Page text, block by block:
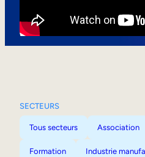
SECTEURS
Tous secteurs Association
Formation Industrie